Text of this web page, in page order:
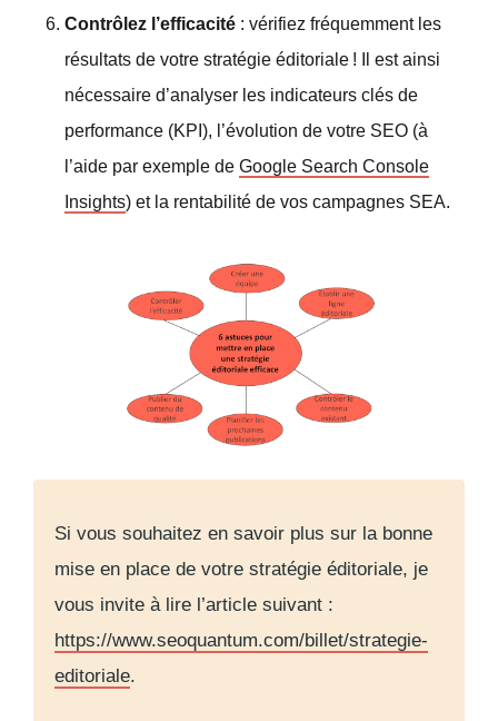
Contrôlez l’efficacité : vérifiez fréquemment les
résultats de votre stratégie éditoriale ! Il est ainsi
nécessaire d’analyser les indicateurs clés de
performance (KPI), l’évolution de votre SEO (à
l’aide par exemple de Google Search Console
Insights) et la rentabilité de vos campagnes SEA.
Si vous souhaitez en savoir plus sur la bonne
mise en place de votre stratégie éditoriale, je
vous invite à lire l’article suivant :
https://www.seoquantum.com/billet/strategie-
editoriale.